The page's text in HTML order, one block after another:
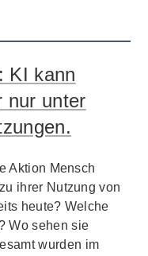
KI kann
nur unter
Aktion Mensch
ihrer Nutzung von
heute? Welche
Wo sehen sie
wurden im